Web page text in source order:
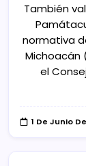
También
normativa
Michoacán
el
1 De Junio